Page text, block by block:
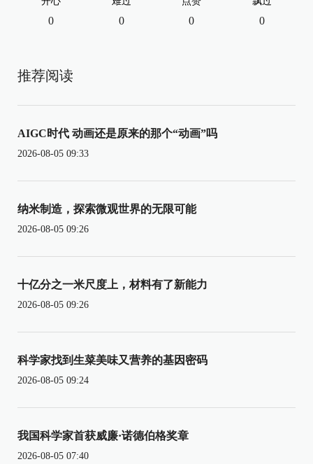
0 0 0 0
推荐阅读
AIGC时代 动画还是原来的那个“动画”吗
2026-08-05 09:33
纳米制造，探索微观世界的无限可能
2026-08-05 09:26
十亿分之一米尺度上，材料有了新能力
2026-08-05 09:26
科学家找到生菜美味又营养的基因密码
2026-08-05 09:24
我国科学家首获威廉·诺德伯格奖章
2026-08-05 07:40